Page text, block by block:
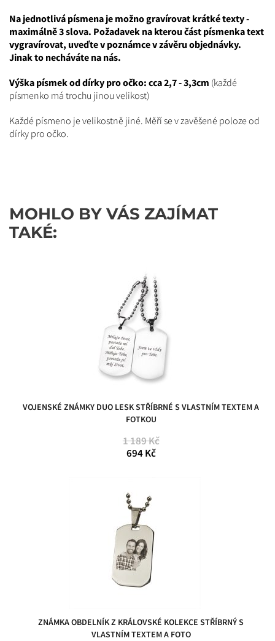
Na jednotlivá písmena je možno gravírovat krátké texty -
maximálně 3 slova. Požadavek na kterou část písmenka text
vygravírovat, uveďte v poznámce v závěru objednávky.
Jinak to necháváte na nás.
Výška písmek od dírky pro očko: cca 2,7 - 3,3cm (každé
písmenko má trochu jinou velikost)
Každé písmeno je velikostně jiné. Měří se v zavěšené poloze od
dírky pro očko.
MOHLO BY VÁS ZAJÍMAT
TAKÉ:
VOJENSKÉ ZNÁMKY DUO LESK STŘÍBRNÉ S VLASTNÍM TEXTEM A
FOTKOU
1 189 Kč
694 Kč
ZNÁMKA OBDELNÍK Z KRÁLOVSKÉ KOLEKCE STŘÍBRNÝ S
VLASTNÍM TEXTEM A FOTO